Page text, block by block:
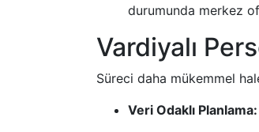
durumunda merkez
Vardiyalı
Süreci daha mükemmel
Veri Odaklı Planlama: